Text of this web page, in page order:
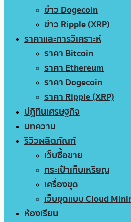
ข่าว Dogecoin
ข่าว Ripple (XRP)
ราคาและการวิเคราะห์
ราคา Bitcoin
ราคา Ethereum
ราคา Dogecoin
ราคา Ripple (XRP)
ปฏิทินเศรษฐกิจ
บทความ
รีวิวผลิตภัณฑ์
เว็บซื้อขาย
กระเป๋าเก็บเหรียญ
เครื่องขุด
เว็บขุดแบบ Cloud
ห้องเรียน